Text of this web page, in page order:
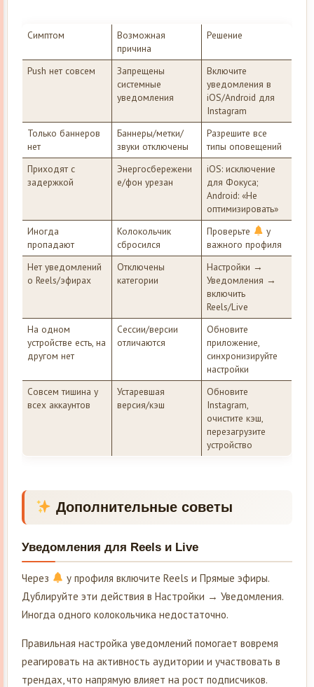
Симптом
Возможная
причина
Решение
Push нет совсем
Запрещены
системные
уведомления
Включите
уведомления в
iOS/Android для
Instagram
Только баннеров
нет
Баннеры/метки/
звуки отключены
Разрешите все
типы оповещений
Приходят с
задержкой
Энергосбережени
е/фон урезан
iOS: исключение
для Фокуса;
Android: «Не
оптимизировать»
Иногда
пропадают
Колокольчик
сбросился
Проверьте
у
важного профиля
Нет уведомлений
о Reels/эфирах
Отключены
категории
Настройки →
Уведомления →
включить
Reels/Live
На одном
устройстве есть, на
другом нет
Сессии/версии
отличаются
Обновите
приложение,
синхронизируйте
настройки
Совсем тишина у
всех аккаунтов
Устаревшая
версия/кэш
Обновите
Instagram,
очистите кэш,
перезагрузите
устройство
Дополнительные советы
Уведомления для Reels и Live
Через
у профиля включите Reels и Прямые эфиры.
Дублируйте эти действия в Настройки → Уведомления.
Иногда одного колокольчика недостаточно.
Правильная настройка уведомлений помогает вовремя
реагировать на активность аудитории и участвовать в
трендах, что напрямую влияет на рост подписчиков.